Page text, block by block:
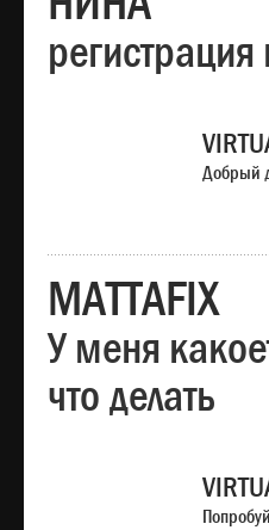
регистрация
Добрый
MATTAFIX
У меня
что делать